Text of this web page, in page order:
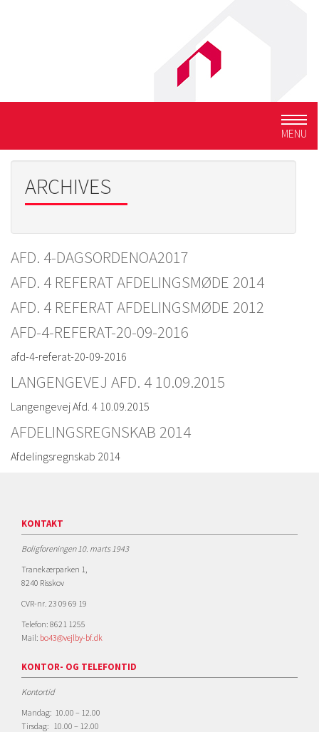
MENU
ARCHIVES
AFD. 4-DAGSORDENOA2017
AFD. 4 REFERAT AFDELINGSMØDE 2014
AFD. 4 REFERAT AFDELINGSMØDE 2012
AFD-4-REFERAT-20-09-2016
afd-4-referat-20-09-2016
LANGENGEVEJ AFD. 4 10.09.2015
Langengevej Afd. 4 10.09.2015
AFDELINGSREGNSKAB 2014
Afdelingsregnskab 2014
KONTAKT
Boligforeningen 10. marts 1943
Tranekærparken 1,
8240 Risskov
CVR-nr. 23 09 69 19
Telefon: 8621 1255
Mail: bo43@vejlby-bf.dk
KONTOR- OG TELEFONTID
Kontortid
Mandag: 10.00 – 12.00
Tirsdag: 10.00 – 12.00